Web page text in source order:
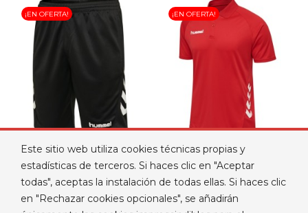
BERMUDA HUMMEL
COLOR NEGRO
Precio
9,99 €
¡EN OFERTA!
POLO HUMMEL PLAYFUL
COLOR ROJO
Precio
12,00 €
¡EN OFERTA!
Este sitio web utiliza cookies técnicas propias y
estadísticas de terceros. Si haces clic en "Aceptar
todas", aceptas la instalación de todas ellas. Si haces clic
en "Rechazar cookies opcionales", se añadirán